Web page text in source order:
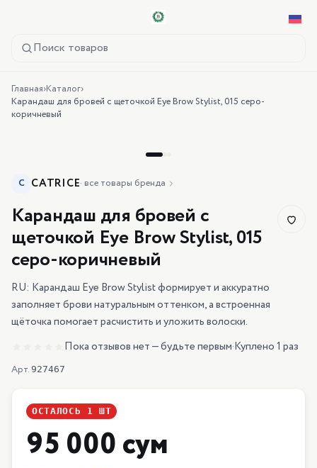
Поиск товаров
Главная›Каталог›
Карандаш для бровей с щеточкой Eye Brow Stylist, 015 серо-
коричневый
C CATRICE· все товары бренда
Карандаш для бровей с
щеточкой Eye Brow Stylist, 015
серо-коричневый
RU: Карандаш Eye Brow Stylist формирует и аккуратно
заполняет брови натуральным оттенком, а встроенная
щёточка помогает расчистить и уложить волоски.
Пока отзывов нет — будьте первым·Куплено 1 раз
Арт. 927467
ОСТАЛОСЬ 1 ШТ
95 000 сум